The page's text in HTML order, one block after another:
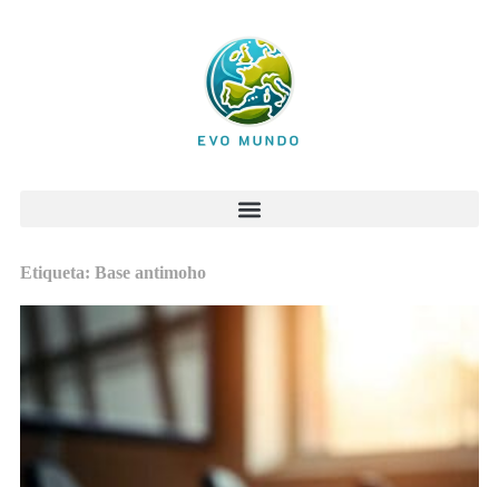
Etiqueta: Base antimoho